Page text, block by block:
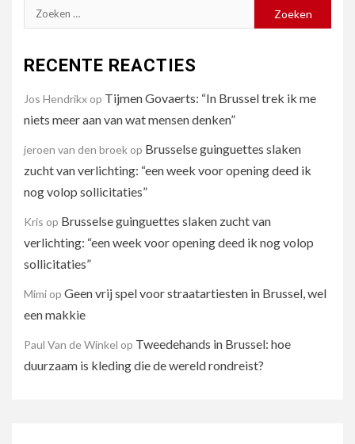
Zoeken
naar:
RECENTE REACTIES
Jos Hendrikx op Tijmen Govaerts: “In Brussel trek ik me
niets meer aan van wat mensen denken”
jeroen van den broek op Brusselse guinguettes slaken
zucht van verlichting: “een week voor opening deed ik
nog volop sollicitaties”
Kris op Brusselse guinguettes slaken zucht van
verlichting: “een week voor opening deed ik nog volop
sollicitaties”
Mimi op Geen vrij spel voor straatartiesten in Brussel, wel
een makkie
Paul Van de Winkel op Tweedehands in Brussel: hoe
duurzaam is kleding die de wereld rondreist?